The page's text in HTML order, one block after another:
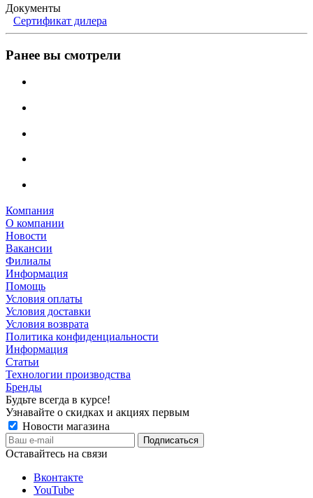
Документы
Сертификат дилера
Ранее вы смотрели
Компания
О компании
Новости
Вакансии
Филиалы
Информация
Помощь
Условия оплаты
Условия доставки
Условия возврата
Политика конфиденциальности
Информация
Статьи
Технологии производства
Бренды
Будьте всегда в курсе!
Узнавайте о скидках и акциях первым
Новости магазина
Оставайтесь на связи
Вконтакте
YouTube